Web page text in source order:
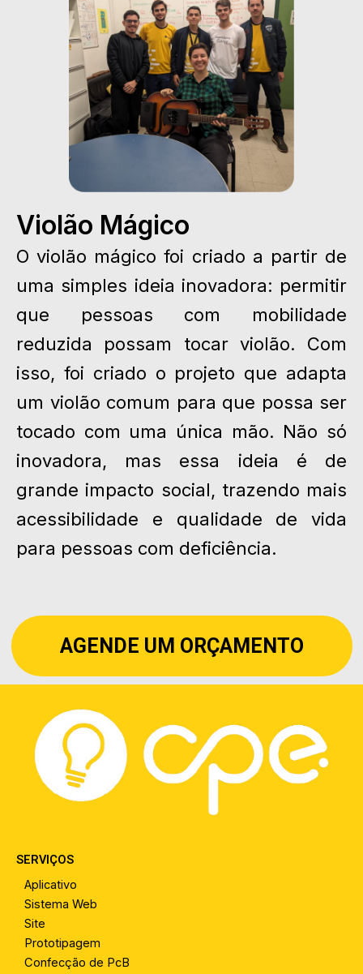
Violão Mágico
O violão mágico foi criado a partir de
uma simples ideia inovadora: permitir
que pessoas com mobilidade
reduzida possam tocar violão. Com
isso, foi criado o projeto que adapta
um violão comum para que possa ser
tocado com uma única mão. Não só
inovadora, mas essa ideia é de
grande impacto social, trazendo mais
acessibilidade e qualidade de vida
para pessoas com deficiência.
AGENDE UM ORÇAMENTO
SERVIÇOS
Aplicativo
Sistema Web
Site
Prototipagem
Confecção de PcB